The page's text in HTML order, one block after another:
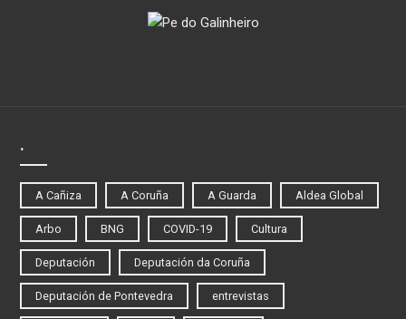
.
A Cañiza A Coruña A Guarda Aldea Global
Arbo BNG COVID-19 Cultura
Deputación Deputación da Coruña
Deputación de Pontevedra entrevistas